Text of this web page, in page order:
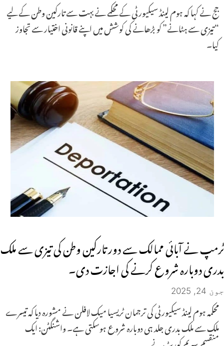
جج نے کہا کہ ہوم لینڈ سیکیورٹی کے محکمے نے بہت سے تارکین وطن کے لیے
“تیزی سے ہٹانے” کو بڑھانے کی کوشش میں اپنے قانونی اختیار سے تجاوز
کیا۔
ٹرمپ نے آبائی ممالک سے دور تارکین وطن کی تیزی سے ملک
بدری دوبارہ شروع کرنے کی اجازت دی۔
جون 24, 2025
محکمہ ہوم لینڈ سیکیورٹی کی ترجمان ٹریسیا میک لافلن نے مشورہ دیا کہ تیسرے
ملک سے ملک بدری جلد ہی دوبارہ شروع ہوسکتی ہے۔ واشنگٹن: ایک